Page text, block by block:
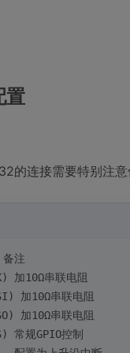
置
的连接需要特别注意
注
10Ω串联电阻
加10Ω串联电阻
加10Ω串联电阻
规GPIO控制